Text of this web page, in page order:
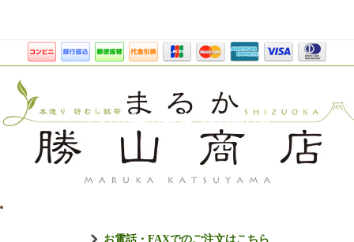
まるか勝山商店【静岡のお
お電話・FAXでのご注文はこちら